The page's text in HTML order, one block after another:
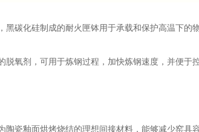
化硅制成的耐火匣钵用于承载和保护高温下的
剂，可用于炼钢过程，加快炼钢速度，并便于控
釉面烘烤烧结的理想间接材料，能够减少窑具容